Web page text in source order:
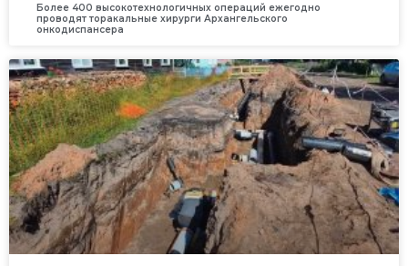
Более 400 высокотехнологичных операций ежегодно
проводят торакальные хирурги Архангельского
онкодиспансера